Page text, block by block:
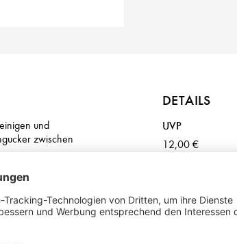
und
zwischen
DETAILS
UVP
12,00 €